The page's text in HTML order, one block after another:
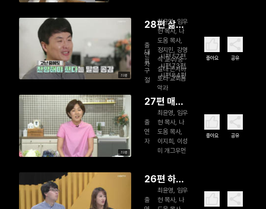
32분
28편 삶으
로 찬양하
는 예배자
- 강명식 교
수
출
연
자
최윤영, 임우
현 목사, 나
도움 목사,
정지민, 강명
식 교수/숭
실대 콘서바
토리 교회음
악과
대
표
구
절
시편 57편,
시편 73편,
시편 84편
좋아요 공유
32분
27편 매
일 흔들리
는 청년들
에게 - 이성
먼
출
연
자
최윤영, 임우
현 목사, 나
도움 목사,
이지희, 이성
미 개그우먼
좋아요 공유
26편 하나
님의 영광
출
최윤영, 임우
현 목사, 나